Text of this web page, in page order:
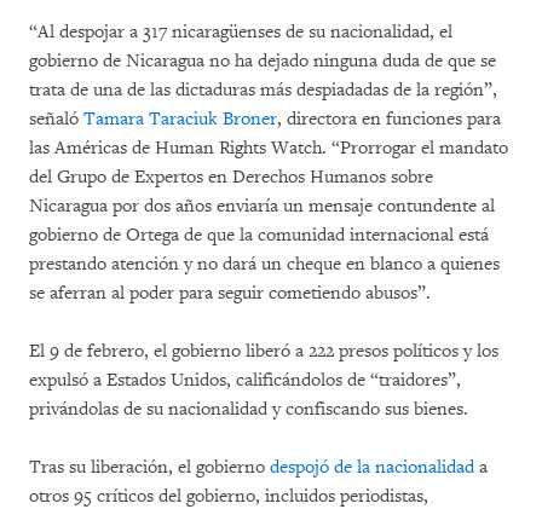
“Al despojar a 317 nicaragüenses de su nacionalidad, el
gobierno de Nicaragua no ha dejado ninguna duda de que se
trata de una de las dictaduras más despiadadas de la región”,
señaló Tamara Taraciuk Broner, directora en funciones para
las Américas de Human Rights Watch. “Prorrogar el mandato
del Grupo de Expertos en Derechos Humanos sobre
Nicaragua por dos años enviaría un mensaje contundente al
gobierno de Ortega de que la comunidad internacional está
prestando atención y no dará un cheque en blanco a quienes
se aferran al poder para seguir cometiendo abusos”.
El 9 de febrero, el gobierno liberó a 222 presos políticos y los
expulsó a Estados Unidos, calificándolos de “traidores”,
privándolas de su nacionalidad y confiscando sus bienes.
Tras su liberación, el gobierno despojó de la nacionalidada
otros 95 críticos del gobierno, incluidos periodistas,